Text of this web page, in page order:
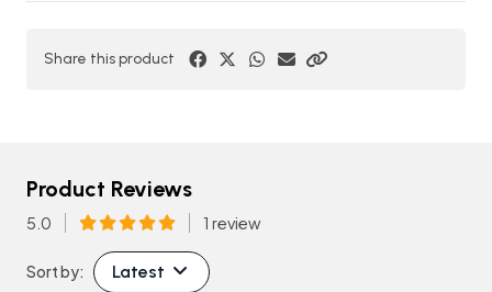
Share this product
Product Reviews
5.0 1 review
Sort by: Latest